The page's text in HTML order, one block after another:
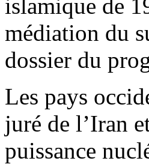
islamique de
médiation du
dossier du
Les pays
juré de l’Iran
puissance